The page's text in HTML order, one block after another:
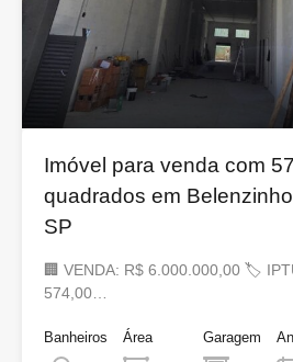
Imóvel para venda com
quadrados em
SP
🏢 VENDA: R$ 6.000.000,00 🏷
574,00…
Banheiros
Área
Garagem